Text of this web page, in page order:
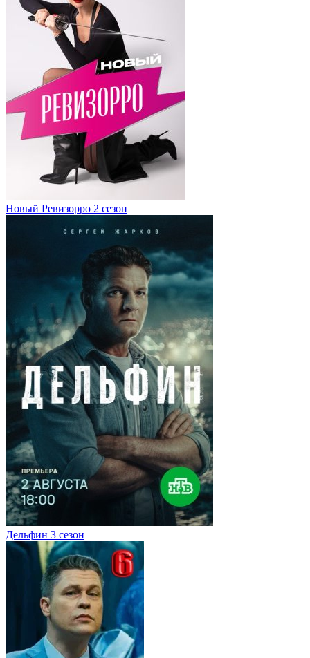
Новый Ревизорро 2 сезон
Дельфин 3 сезон